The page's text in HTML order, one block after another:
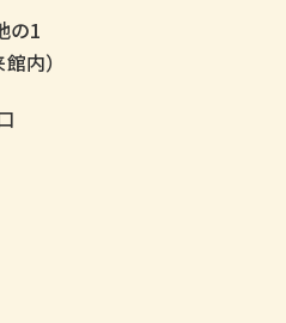
の1
内）